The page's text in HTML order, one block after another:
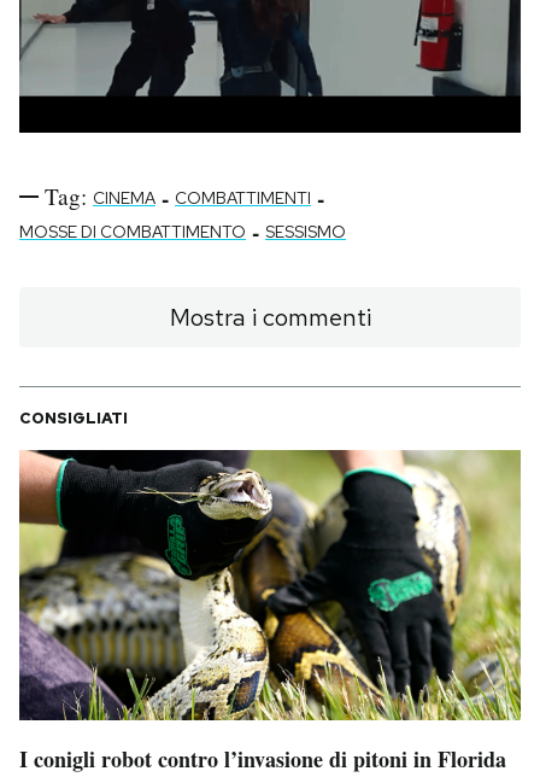
Tag: CINEMA - COMBATTIMENTI -
MOSSE DI COMBATTIMENTO - SESSISMO
Mostra i commenti
CONSIGLIATI
I conigli robot contro l’invasione di pitoni in Florida